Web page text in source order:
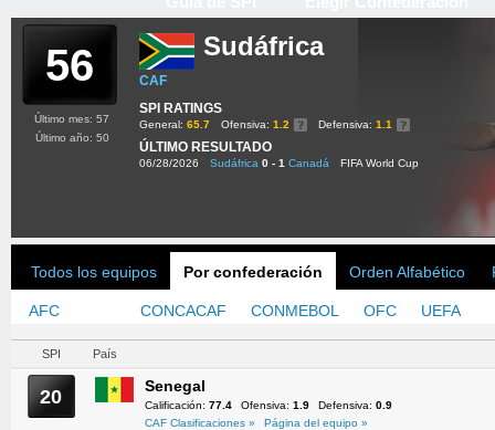
56 Sudáfrica
CAF
SPI RATINGS
General: 65.7 Ofensiva: 1.2 Defensiva: 1.1
ÚLTIMO RESULTADO
06/28/2026 Sudáfrica 0 - 1 Canadá FIFA World Cup
Último mes: 57
Último año: 50
Todos los equipos Por confederación Orden Alfabético
AFC CONCACAF CONMEBOL OFC UEFA
SPI País
20 Senegal
Calificación: 77.4 Ofensiva: 1.9 Defensiva: 0.9
CAF Clasificaciones »
Página del equipo »